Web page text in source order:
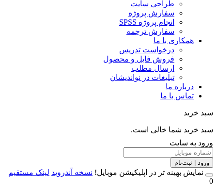
طراحی سایت
سفارش پروژه
انجام پروژه SPSS
سفارش ترجمه
همکاری با ما
درخواست تدریس
فروش فایل و محصول
ارسال مطلب
تبلیغات در نواندیشان
درباره ما
تماس با ما
خرید شما خالی است.
به سایت
| ثبت‌نام
بهینه تر در اپلیکیشن موبایل!نسخه آندروید لینک مستقیم